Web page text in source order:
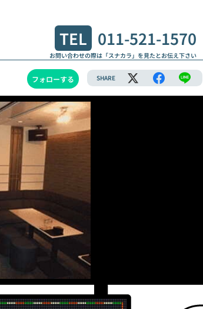
TEL 011-521-1570
お問い合わせの際は「スナカラ」を見たとお伝え下さい
フォローする SHARE